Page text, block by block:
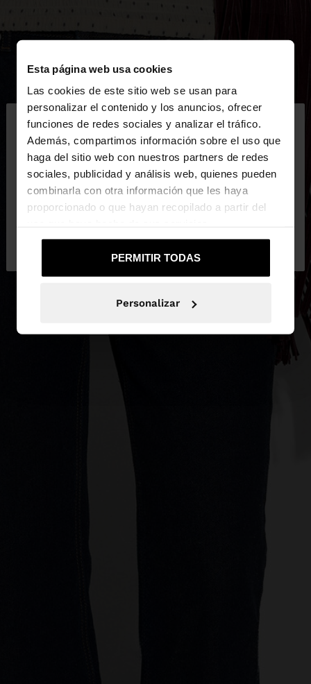
Esta página web usa cookies
Las cookies de este sitio web se usan para
personalizar el contenido y los anuncios, ofrecer
funciones de redes sociales y analizar el tráfico.
Además, compartimos información sobre el uso que
haga del sitio web con nuestros partners de redes
sociales, publicidad y análisis web, quienes pueden
combinarla con otra información que les haya
proporcionado o que hayan recopilado a partir del
PERMITIR TODAS
Personalizar
hola
Estás accediendo a la web de Ecuador. ¿Quieres ir
a la web de United States?